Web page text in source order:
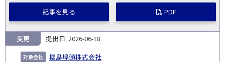
記事を見る PDF
2026-06-18
櫻島埠頭株式会社
変更